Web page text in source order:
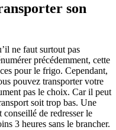
son
ne faut surtout pas
précédemment, cette
pour le frigo. Cependant,
pouvez transporter votre
pas le choix. Car il peut
soit trop bas. Une
de redresser le
3 heures sans le brancher.